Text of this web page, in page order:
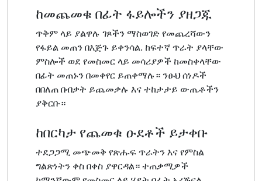
ከመጨመቁ በፊት ፋይሎችን ያዘጋጁ
ጥቅም ላይ ያልዋሉ ገጾችን ማስወገድ የመጨረሻውን
የፋይል መጠን በእጅጉ ይቀንሳል. ከፍተኛ ጥራት ያላቸው
ምስሎች ወደ የመስመር ላይ መሳሪያዎች ከመስቀላቸው
በፊት መጠኑን በመቀየር ይጠቀማሉ። ንፁህ ሰነዶች
በበለጠ በብቃት ይጨመቃሉ እና ተከታታይ ውጤቶችን
ያቅርቡ።
ከበርካታ የጨመቁ ዑደቶች ይታቀቡ
ተደጋጋሚ መጭመቅ የጽሑፍ ጥራትን እና የምስል
ግልጽነትን ቀስ በቀስ ያዋርዳል። ተጠቃሚዎች